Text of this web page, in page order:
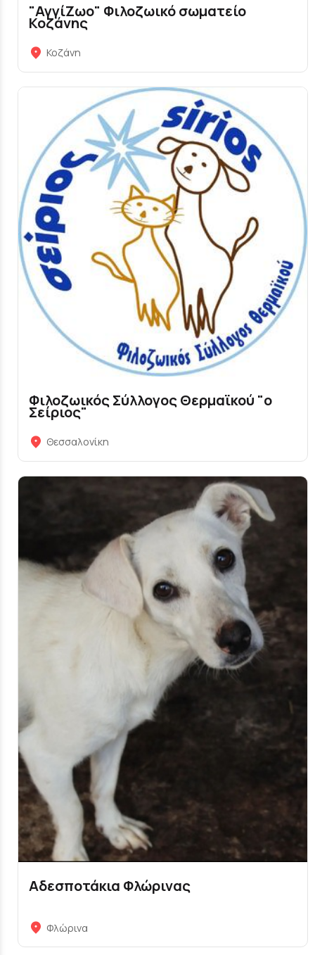
"ΑγγίΖωο" Φιλοζωικό σωματείο
Κοζάνης
Κοζάνη
Φιλοζωικός Σύλλογος Θερμαϊκού "ο
Σείριος"
Θεσσαλονίκη
Αδεσποτάκια Φλώρινας
Φλώρινα